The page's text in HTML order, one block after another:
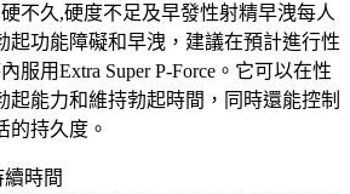
不久,硬度不足及早發性射精早洩每人
起功能障礙和早洩，建議在預計進行性
服用Extra Super P-Force。它可以在性
起能力和維持勃起時間，同時還能控制
的持久度。
續時間